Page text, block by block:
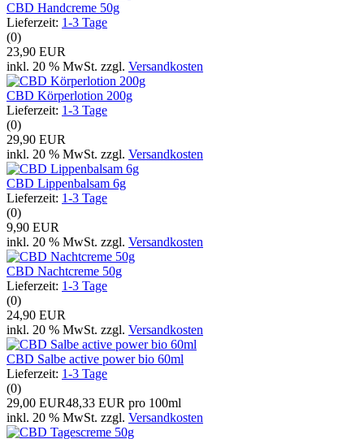
CBD Handcreme 50g
Lieferzeit: 1-3 Tage
(0)
23,90 EUR
inkl. 20 % MwSt. zzgl. Versandkosten
CBD Körperlotion 200g
Lieferzeit: 1-3 Tage
(0)
29,90 EUR
inkl. 20 % MwSt. zzgl. Versandkosten
CBD Lippenbalsam 6g
Lieferzeit: 1-3 Tage
(0)
9,90 EUR
inkl. 20 % MwSt. zzgl. Versandkosten
CBD Nachtcreme 50g
Lieferzeit: 1-3 Tage
(0)
24,90 EUR
inkl. 20 % MwSt. zzgl. Versandkosten
CBD Salbe active power bio 60ml
Lieferzeit: 1-3 Tage
(0)
29,00 EUR48,33 EUR pro 100ml
inkl. 20 % MwSt. zzgl. Versandkosten